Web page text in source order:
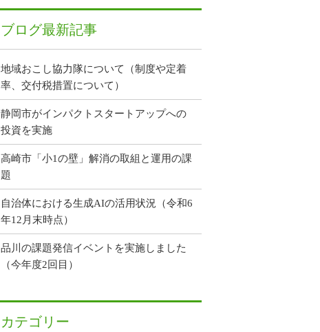
ブログ最新記事
地域おこし協力隊について（制度や定着
率、交付税措置について）
静岡市がインパクトスタートアップへの
投資を実施
高崎市「小1の壁」解消の取組と運用の課
題
自治体における生成AIの活用状況（令和6
年12月末時点）
品川の課題発信イベントを実施しました
（今年度2回目）
カテゴリー